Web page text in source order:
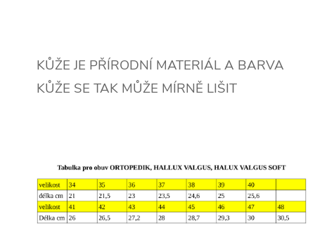
KŮŽE JE PŘÍRODNÍ MATERIÁL A BARVA
KŮŽE SE TAK MŮŽE MÍRNĚ LIŠIT